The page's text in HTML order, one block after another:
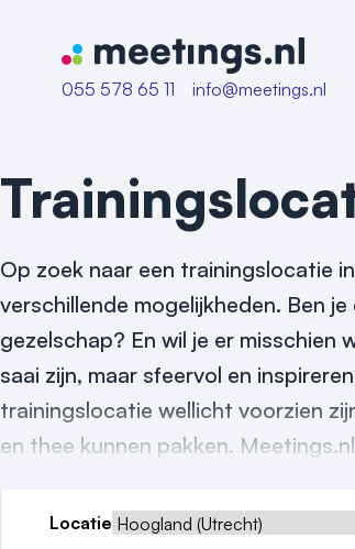
Naar home van Meetings
055 578 65 11
info@meetings.nl
Op zoek naar een trainingslocatie
verschillende mogelijkheden. Ben
gezelschap? En wil je er
saai zijn, maar sfeervol en
trainingslocatie wellicht voorzien
en thee kunnen pakken.
Locatie